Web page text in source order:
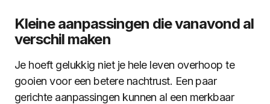
Kleine aanpassingen die vanavond al
verschil maken
Je hoeft gelukkig niet je hele leven overhoop te
gooien voor een betere nachtrust. Een paar
gerichte aanpassingen kunnen al een merkbaar